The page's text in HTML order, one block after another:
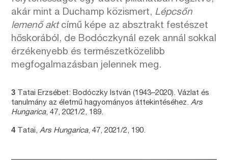
akár mint a Duchamp közismert, Lépcsőn
lemenő aktcímű képe az absztrakt festészet
hőskorából, de Bodóczkynál ezek annál sokkal
érzékenyebb és természetközelibb
megfogalmazásban jelennek meg.
3 Tatai Erzsébet: Bodóczky István (1943–2020). Vázlat és
tanulmány az életmű hagyományos áttekintéséhez.Ars
Hungarica, 47, 2021/2, 189.
4Tatai,Ars Hungarica, 47, 2021/2, 190.